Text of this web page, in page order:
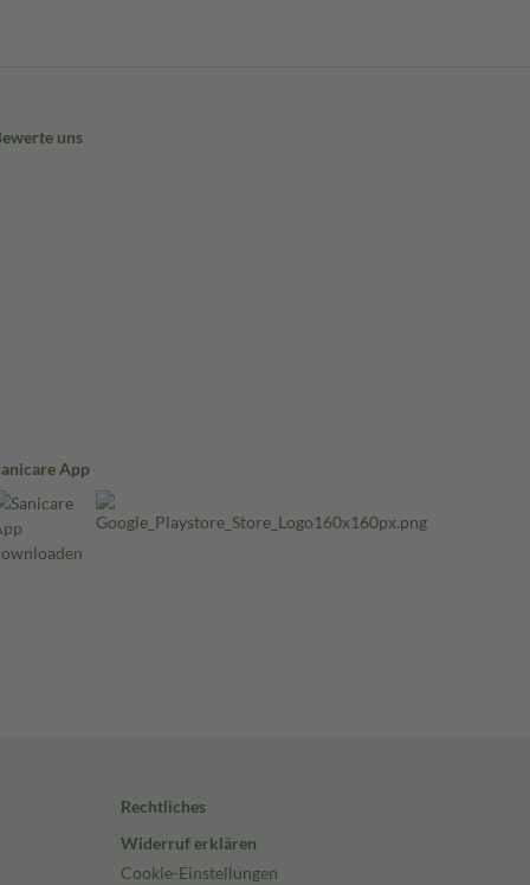
uns
App
Rechtliches
Widerruf erklären
Cookie-Einstellungen